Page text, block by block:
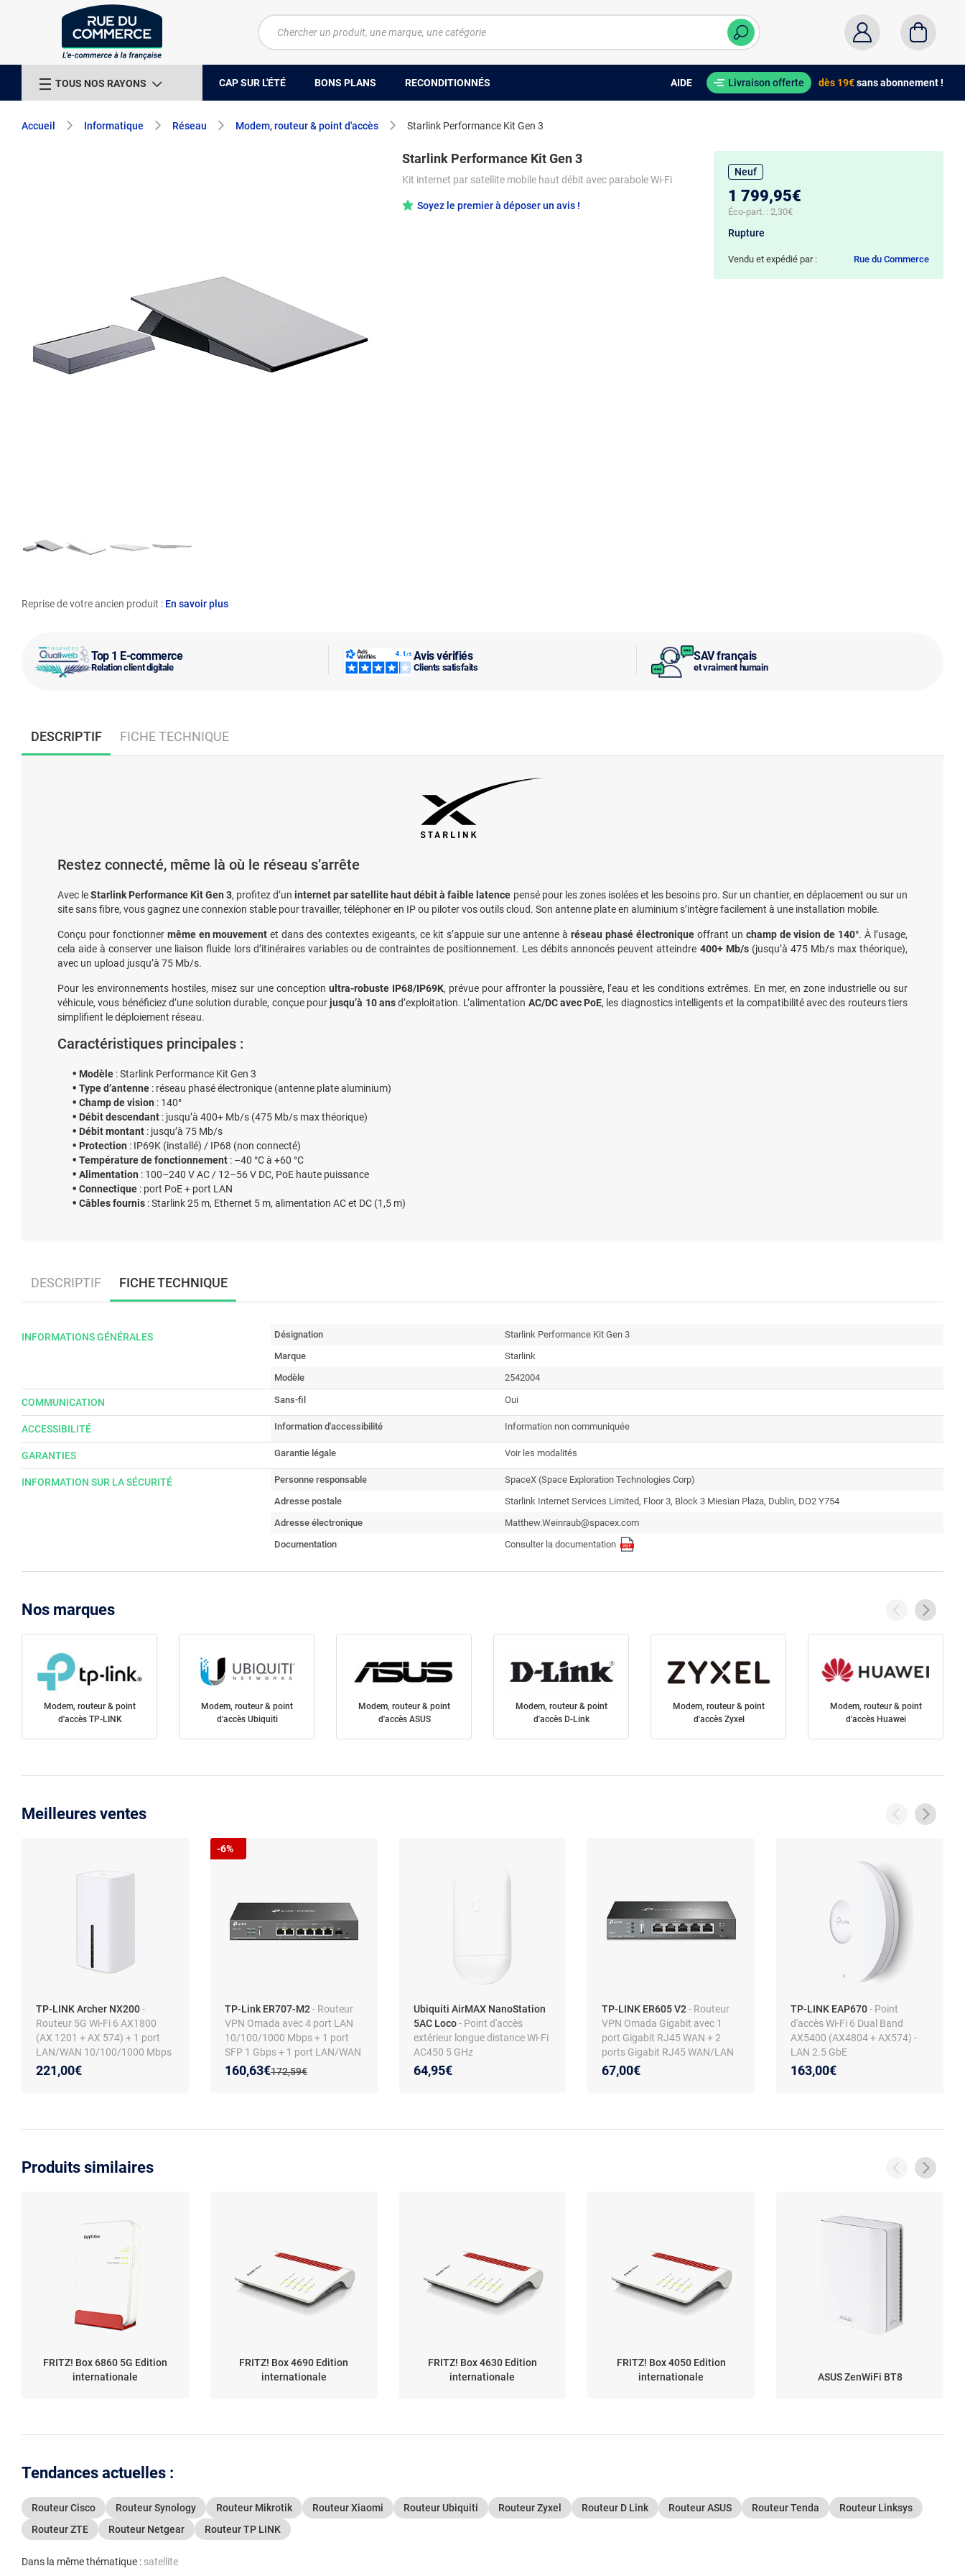
TOUS NOS RAYONS CAP SUR L'ÉTÉ BONS PLANS RECONDITIONNÉS AIDE Livraison offerte dès 19€sans abonnement !
Accueil Informatique Réseau Modem, routeur & point d'accès Starlink Performance Kit Gen 3
Top 1 E-commerce
Relation client digitale
Avis vérifiés
Clients satisfaits
SAV français
et vraiment humain
Reprise de votre ancien produit : En savoir plus
Starlink Performance Kit Gen 3
Kit internet par satellite mobile haut débit avec parabole Wi-Fi
Soyez le premier à déposer un avis !
Neuf
1 799,95€
Éco-part. : 2,30€
Rupture
Vendu et expédié par : Rue du Commerce
DESCRIPTIF FICHE TECHNIQUE
Restez connecté, même là où le réseau s’arrête
Avec leStarlink Performance Kit Gen 3, profitez d’uninternet par satellite haut débit à faible latence pensé pour les zones isolées et les besoins pro. Sur un chantier, en déplacement ou sur un
site sans fibre, vous gagnez une connexion stable pour travailler, téléphoner en IP ou piloter vos outils cloud. Son antenne plate en aluminium s’intègre facilement à une installation mobile.
Conçu pour fonctionner même en mouvement et dans des contextes exigeants, ce kit s’appuie sur une antenne àréseau phasé électroniqueoffrant un champ de vision de 140°. À l’usage,
cela aide à conserver une liaison fluide lors d’itinéraires variables ou de contraintes de positionnement. Les débits annoncés peuvent atteindre 400+ Mb/s(jusqu’à 475 Mb/s max théorique),
avec un upload jusqu’à 75 Mb/s.
Pour les environnements hostiles, misez sur une conception ultra-robuste IP68/IP69K, prévue pour affronter la poussière, l’eau et les conditions extrêmes. En mer, en zone industrielle ou sur
véhicule, vous bénéficiez d’une solution durable, conçue pourjusqu’à 10 ansd’exploitation. L’alimentation AC/DC avec PoE, les diagnostics intelligents et la compatibilité avec des routeurs tiers
simplifient le déploiement réseau.
Caractéristiques principales :
Modèle : Starlink Performance Kit Gen 3
Type d’antenne : réseau phasé électronique (antenne plate aluminium)
Champ de vision : 140°
Débit descendant : jusqu’à 400+ Mb/s (475 Mb/s max théorique)
Débit montant : jusqu’à 75 Mb/s
Protection : IP69K (installé) / IP68 (non connecté)
Température de fonctionnement : –40 °C à +60 °C
Alimentation : 100–240 V AC / 12–56 V DC, PoE haute puissance
Connectique : port PoE + port LAN
Câbles fournis : Starlink 25 m, Ethernet 5 m, alimentation AC et DC (1,5 m)
DESCRIPTIF FICHE TECHNIQUE
INFORMATIONS GÉNÉRALES Désignation
Starlink Performance Kit Gen 3
Marque
Starlink
Modèle
2542004
COMMUNICATION Sans-fil Oui
ACCESSIBILITÉ Information d'accessibilité Information non communiquée
GARANTIES Garantie légale Voir les modalités
INFORMATION SUR LA SÉCURITÉ Personne responsable
SpaceX (Space Exploration Technologies Corp)
Adresse postale
Starlink Internet Services Limited, Floor 3, Block 3 Miesian Plaza, Dublin, DO2 Y754
Adresse électronique
Matthew.Weinraub@spacex.com
Documentation
Consulter la documentation
Nos marques
Modem, routeur & point
d'accès TP-LINK
Modem, routeur & point
d'accès Ubiquiti
Modem, routeur & point
d'accès ASUS
Modem, routeur & point
d'accès D-Link
Modem, routeur & point
d'accès Zyxel
Modem, routeur & point
d'accès Huawei
Meilleures ventes
TP-LINK Archer NX200-
Routeur 5G Wi-Fi 6 AX1800
(AX 1201 + AX 574) + 1 port
LAN/WAN 10/100/1000 Mbps
+ 2 ports LAN 10/100/1000
Mbps
221,00€
TP-Link ER707-M2- Routeur
VPN Omada avec 4 port LAN
10/100/1000 Mbps + 1 port
SFP 1 Gbps + 1 port LAN/WAN
2.5 GbE + 1 port WAN 2.5 GbE
Ancien prix :
172,59€
Nouveau prix :
160,63€
Réduction de :
-6%
Ubiquiti AirMAX NanoStation
5AC Loco- Point d'accès
extérieur longue distance Wi-Fi
AC450 5 GHz
64,95€
TP-LINK ER605 V2- Routeur
VPN Omada Gigabit avec 1
port Gigabit RJ45 WAN + 2
ports Gigabit RJ45 WAN/LAN
+ 2 port Gigabit RJ45 LAN
67,00€
TP-LINK EAP670- Point
d'accès Wi-Fi 6 Dual Band
AX5400 (AX4804 + AX574) -
LAN 2.5 GbE
163,00€
Produits similaires
FRITZ! Box 6860 5G Edition
internationale
FRITZ! Box 4690 Edition
internationale
FRITZ! Box 4630 Edition
internationale
FRITZ! Box 4050 Edition
internationale
ASUS ZenWiFi BT8
Tendances actuelles :
Routeur Cisco Routeur Synology Routeur Mikrotik Routeur Xiaomi Routeur Ubiquiti Routeur Zyxel Routeur D Link Routeur ASUS Routeur Tenda
Routeur Linksys
Routeur ZTE
Routeur Netgear Routeur TP LINK
Dans la même thématique : satellite